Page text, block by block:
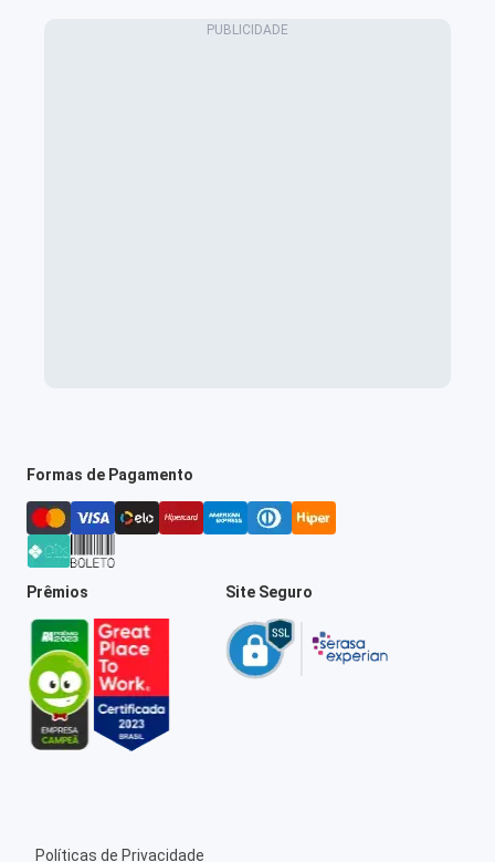
Formas de Pagamento
Prêmios Site Seguro
Políticas de Privacidade